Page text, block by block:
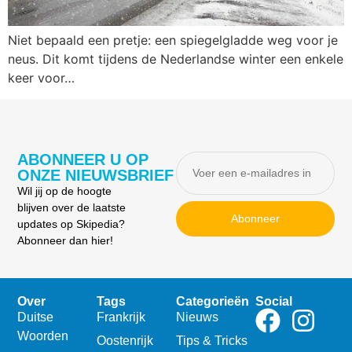
Niet bepaald een pretje: een spiegelgladde weg voor je
neus. Dit komt tijdens de Nederlandse winter een enkele
keer voor…
ABONNEER U OP
ONZE NIEUWSBRIEF
Wil jij op de hoogte
blijven over de laatste
updates op Skipedia?
Abonneer dan hier!
Abonneer
Over
Duitse
Woorden
Tags
Frankrijk
Oostenrijk
Categorieën
Nieuws
Tips & Tricks
Social